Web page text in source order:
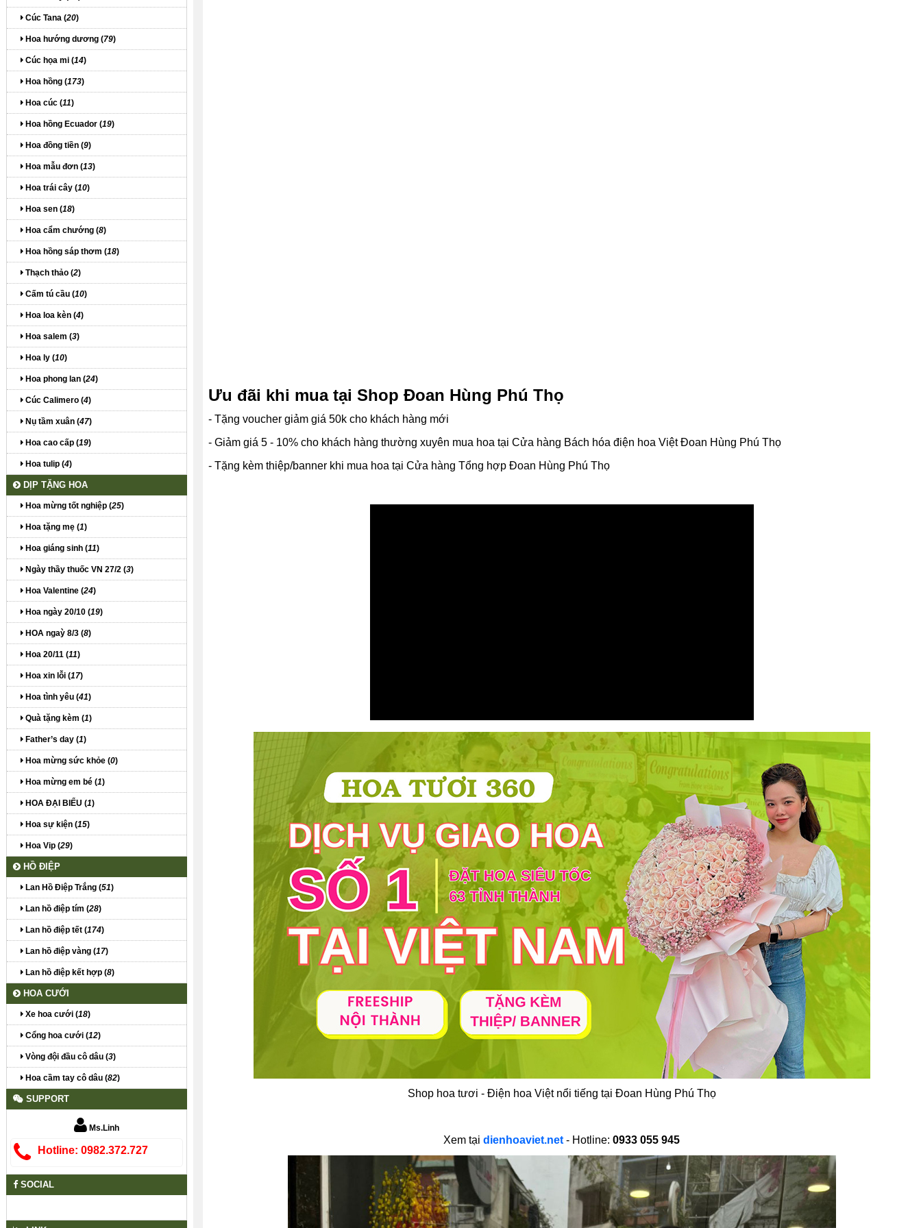
Ưu đãi khi mua tại Shop Đoan Hùng Phú Thọ
- Tặng voucher giảm giá 50k cho khách hàng mới
- Giảm giá 5 - 10% cho khách hàng thường xuyên mua hoa tại Cửa hàng Bách hóa điện hoa Việt Đoan Hùng Phú Thọ
- Tặng kèm thiệp/banner khi mua hoa tại Cửa hàng Tổng hợp Đoan Hùng Phú Thọ
Shop hoa tươi - Điện hoa Việt nổi tiếng tại Đoan Hùng Phú Thọ
Xem tạidienhoaviet.net - Hotline:0933 055 945
Cúc Tana (20)
Hoa hướng dương (79)
Cúc họa mi (14)
Hoa hồng (173)
Hoa cúc (11)
Hoa hồng Ecuador (19)
Hoa đồng tiền (9)
Hoa mẫu đơn (13)
Hoa trái cây (10)
Hoa sen (18)
Hoa cẩm chướng (8)
Hoa hồng sáp thơm (18)
Thạch thảo (2)
Cấm tú cầu (10)
Hoa loa kèn (4)
Hoa salem (3)
Hoa ly (10)
Hoa phong lan (24)
Cúc Calimero (4)
Nụ tầm xuân (47)
Hoa cao cấp (19)
Hoa tulip (4)
DỊP TẶNG HOA
Hoa mừng tốt nghiệp (25)
Hoa tặng mẹ (1)
Hoa giáng sinh (11)
Ngày thầy thuốc VN 27/2 (3)
Hoa Valentine (24)
Hoa ngày 20/10 (19)
HOA ngaỳ 8/3 (8)
Hoa 20/11 (11)
Hoa xin lỗi (17)
Hoa tình yêu (41)
Quà tặng kèm (1)
Father’s day (1)
Hoa mừng sức khỏe (0)
Hoa mừng em bé (1)
HOA ĐẠI BIỂU (1)
Hoa sự kiện (15)
Hoa Vip (29)
HỒ ĐIỆP
Lan Hồ Điệp Trắng (51)
Lan hồ điệp tím (28)
Lan hồ điệp tết (174)
Lan hồ điệp vàng (17)
Lan hồ điệp kết hợp (8)
HOA CƯỚI
Xe hoa cưới (18)
Cổng hoa cưới (12)
Vòng đội đầu cô dâu (3)
Hoa cầm tay cô dâu (82)
SUPPORT
Ms.Linh
Hotline: 0982.372.727
SOCIAL